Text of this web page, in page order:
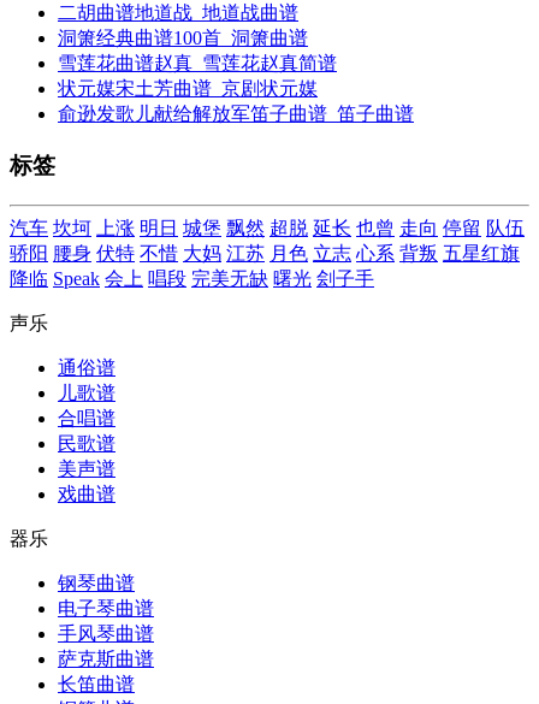
二胡曲谱地道战_地道战曲谱
洞箫经典曲谱100首_洞箫曲谱
雪莲花曲谱赵真_雪莲花赵真简谱
状元媒宋土芳曲谱_京剧状元媒
俞逊发歌儿献给解放军笛子曲谱_笛子曲谱
标签
汽车 坎坷 上涨 明日 城堡 飘然 超脱 延长 也曾 走向 停留 队伍
骄阳 腰身 伏特 不惜 大妈 江苏 月色 立志 心系 背叛 五星红旗
降临 Speak 会上 唱段 完美无缺 曙光 刽子手
声乐
通俗谱
儿歌谱
合唱谱
民歌谱
美声谱
戏曲谱
器乐
钢琴曲谱
电子琴曲谱
手风琴曲谱
萨克斯曲谱
长笛曲谱